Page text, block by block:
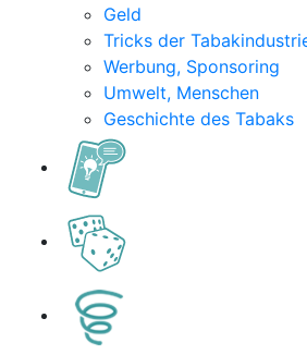
Geld
Tricks der
Werbung, Sponsoring
Umwelt, Menschen
Geschichte des Tabaks